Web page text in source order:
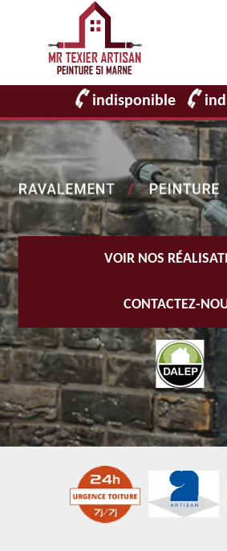
indisponible
VOIR NOS
CONTACTEZ-